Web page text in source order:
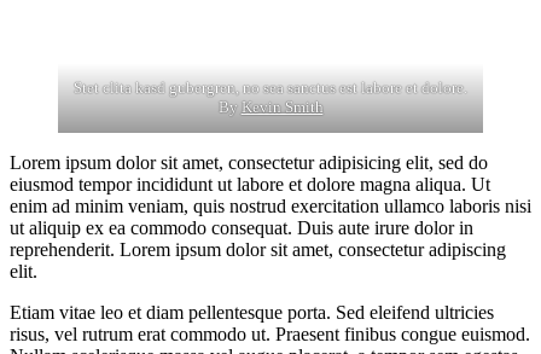
Stet clita kasd gubergren, no sea sanctus est labore et dolore.
By Kevin Smith
Lorem ipsum dolor sit amet, consectetur adipisicing elit, sed do
eiusmod tempor incididunt ut labore et dolore magna aliqua. Ut
enim ad minim veniam, quis nostrud exercitation ullamco laboris nisi
ut aliquip ex ea commodo consequat. Duis aute irure dolor in
reprehenderit. Lorem ipsum dolor sit amet, consectetur adipiscing
elit.
Etiam vitae leo et diam pellentesque porta. Sed eleifend ultricies
risus, vel rutrum erat commodo ut. Praesent finibus congue euismod.